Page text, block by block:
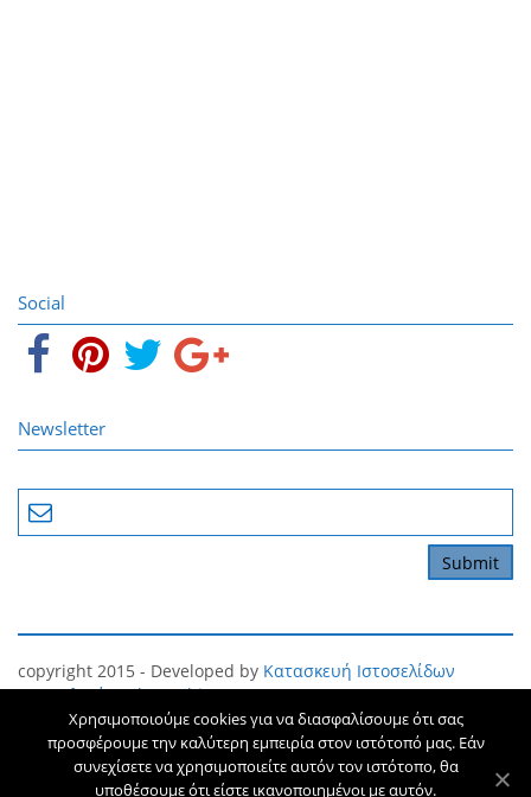
Social
Newsletter
copyright 2015 - Developed by Κατασκευή Ιστοσελίδων
Θεσσαλονίκη The Webians
Όροι και Προϋποθέσεις
Προσωπικό Απόρρητο
Χρησιμοποιούμε cookies για να διασφαλίσουμε ότι σας
προσφέρουμε την καλύτερη εμπειρία στον ιστότοπό μας. Εάν
συνεχίσετε να χρησιμοποιείτε αυτόν τον ιστότοπο, θα
υποθέσουμε ότι είστε ικανοποιημένοι με αυτόν.